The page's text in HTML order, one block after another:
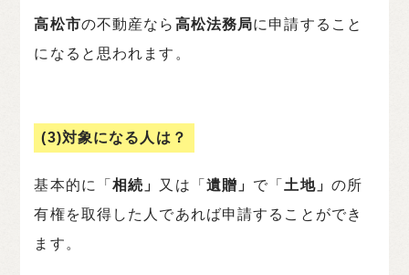
高松市の不動産なら 高松法務局に申請すること
になると思われます。
(3)対象になる人は？
基本的に「相続」 又は「 遺贈」 で「 土地」 の所
有権を取得した人であれば申請することができ
ます。